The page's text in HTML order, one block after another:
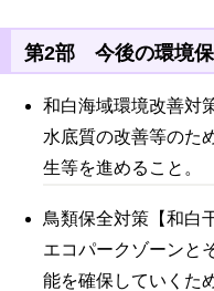
第2部 今後の環境
和白海域環境改善対
水底質の改善等のた
生等を進めること。
鳥類保全対策【和白
エコパークゾーンと
能を確保していくた